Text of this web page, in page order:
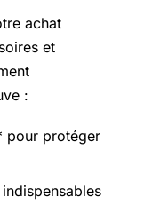
achat
et
:
pour protéger
indispensables